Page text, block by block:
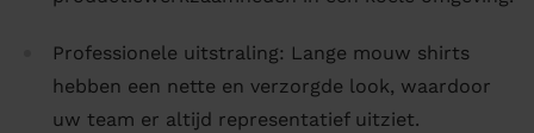
Professionele uitstraling: Lange mouw shirts
hebben een nette en verzorgde look, waardoor
uw team er altijd representatief uitziet.